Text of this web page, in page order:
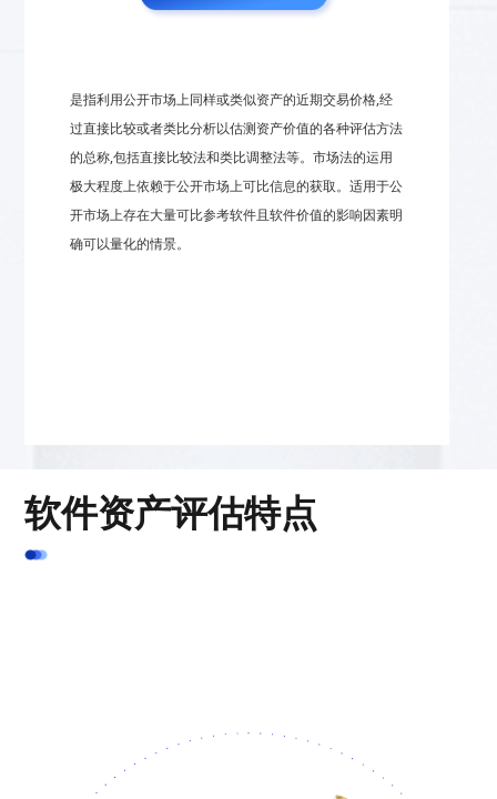
是指利用公开市场上同样或类似资产的近期交易价格,经
过直接比较或者类比分析以估测资产价值的各种评估方法
的总称,包括直接比较法和类比调整法等。市场法的运用
极大程度上依赖于公开市场上可比信息的获取。适用于公
开市场上存在大量可比参考软件且软件价值的影响因素明
确可以量化的情景。
软件资产评估特点